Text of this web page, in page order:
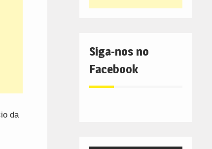
da
Siga-nos no
Facebook